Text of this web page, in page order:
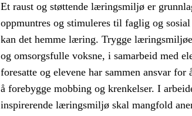
Et raust og støttende læringsmiljø er
oppmuntres og stimuleres til faglig og
kan det hemme læring. Trygge
og omsorgsfulle voksne, i samarbeid med
foresatte og elevene har sammen ansvar
å forebygge mobbing og krenkelser. I
inspirerende læringsmiljø skal mangfold